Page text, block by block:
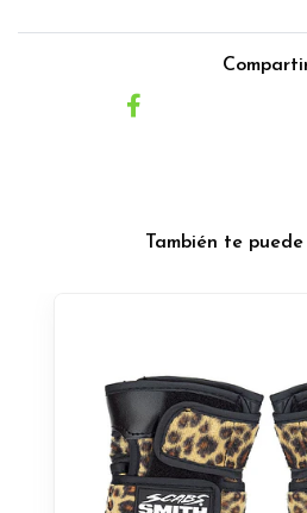
También te